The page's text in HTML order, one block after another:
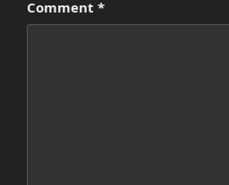
Comment *